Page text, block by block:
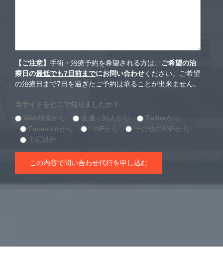
【ご注意】 手術・治療予約を希望される方は、 ご希望の治
療日の最低でも7日前までにお問い合わせください。ご希望
の治療日まで7日を過ぎたご予約は承ることが出来ません。
当サイトをどこで知りましたか？
Web検索から
友達・知人から
Twitterから
Facebookから
LINEから
その他のSNSから
上記以外